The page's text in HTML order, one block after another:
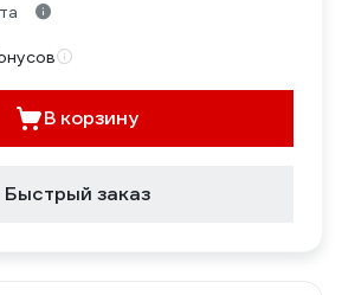
В корзину
Быстрый заказ